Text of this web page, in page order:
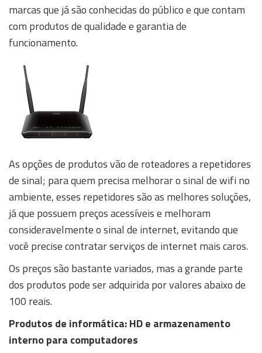
marcas que já são conhecidas do público e que contam
com produtos de qualidade e garantia de
funcionamento.
As opções de produtos vão de roteadores a repetidores
de sinal; para quem precisa melhorar o sinal de wifi no
ambiente, esses repetidores são as melhores soluções,
já que possuem preços acessíveis e melhoram
consideravelmente o sinal de internet, evitando que
você precise contratar serviços de internet mais caros.
Os preços são bastante variados, mas a grande parte
dos produtos pode ser adquirida por valores abaixo de
100 reais.
Produtos de informática: HD e armazenamento
interno para computadores